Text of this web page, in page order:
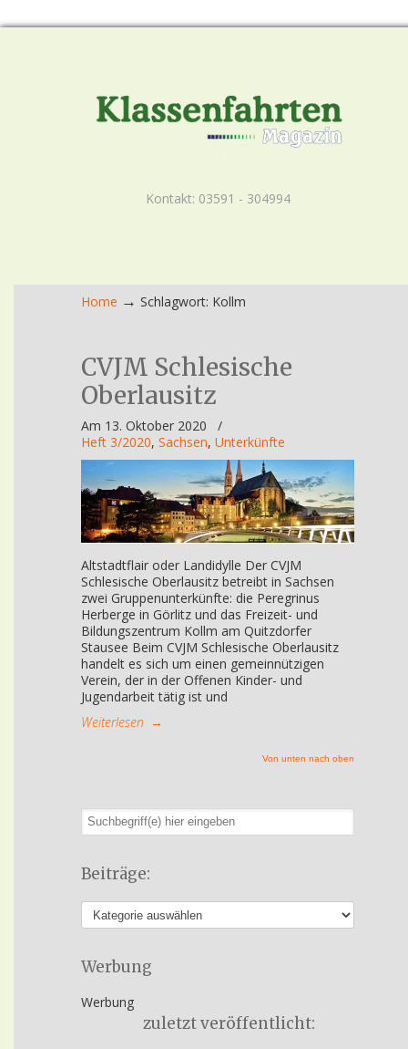
Kontakt: 03591 - 304994
Home → Schlagwort: Kollm
CVJM Schlesische
Oberlausitz
Am 13. Oktober 2020
/
Heft 3/2020, Sachsen, Unterkünfte
Altstadtflair oder Landidylle Der CVJM
Schlesische Oberlausitz betreibt in Sachsen
zwei Gruppenunterkünfte: die Peregrinus
Herberge in Görlitz und das Freizeit- und
Bildungszentrum Kollm am Quitzdorfer
Stausee Beim CVJM Schlesische Oberlausitz
handelt es sich um einen gemeinnützigen
Verein, der in der Offenen Kinder- und
Jugendarbeit tätig ist und
Weiterlesen →
Von unten nach oben
Beiträge:
Werbung
Werbung
zuletzt veröffentlicht: